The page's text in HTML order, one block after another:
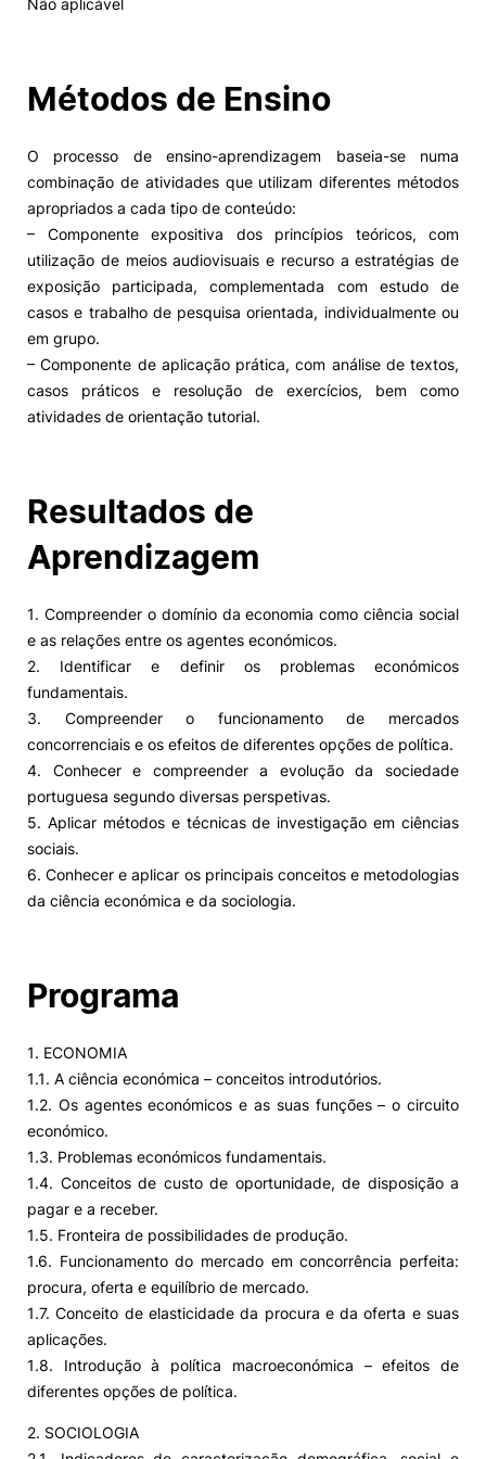
Projetos PRR
Magazine
Eventos
©2026 Instituto Politécnico de
Não aplicável
Métodos de Ensino
O processo de ensino-aprendizagem baseia-se numa
combinação de atividades que utilizam diferentes métodos
apropriados a cada tipo de conteúdo:
– Componente expositiva dos princípios teóricos, com
utilização de meios audiovisuais e recurso a estratégias de
exposição participada, complementada com estudo de
casos e trabalho de pesquisa orientada, individualmente ou
em grupo.
– Componente de aplicação prática, com análise de textos,
casos práticos e resolução de exercícios, bem como
atividades de orientação tutorial.
Resultados de
Aprendizagem
1. Compreender o domínio da economia como ciência social
e as relações entre os agentes económicos.
2. Identificar e definir os problemas económicos
fundamentais.
3. Compreender o funcionamento de mercados
concorrenciais e os efeitos de diferentes opções de política.
4. Conhecer e compreender a evolução da sociedade
portuguesa segundo diversas perspetivas.
5. Aplicar métodos e técnicas de investigação em ciências
sociais.
6. Conhecer e aplicar os principais conceitos e metodologias
da ciência económica e da sociologia.
Programa
1. ECONOMIA
1.1. A ciência económica – conceitos introdutórios.
1.2. Os agentes económicos e as suas funções – o circuito
económico.
1.3. Problemas económicos fundamentais.
1.4. Conceitos de custo de oportunidade, de disposição a
pagar e a receber.
1.5. Fronteira de possibilidades de produção.
1.6. Funcionamento do mercado em concorrência perfeita:
procura, oferta e equilíbrio de mercado.
1.7. Conceito de elasticidade da procura e da oferta e suas
aplicações.
1.8. Introdução à política macroeconómica – efeitos de
diferentes opções de política.
2. SOCIOLOGIA